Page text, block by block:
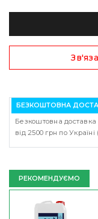
БЕЗКОШТОВНА
Безкоштовна
від 2500 грн по
РЕКОМЕНДУЄМО